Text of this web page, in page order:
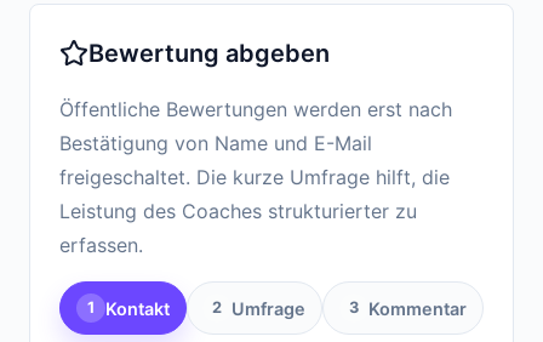
Bewertung abgeben
Öffentliche Bewertungen werden erst nach
Bestätigung von Name und E-Mail
freigeschaltet. Die kurze Umfrage hilft, die
Leistung des Coaches strukturierter zu
erfassen.
1 Kontakt 2 Umfrage 3 Kommentar